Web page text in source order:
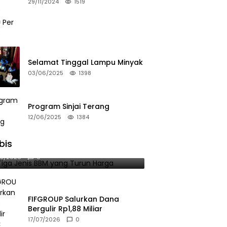
Selamat Tinggal Lampu Minyak
03/06/2025 1398
Program Sinjai Terang
12/06/2025 1384
Jenis BBM yang Turun Harga
2026 0
FIFGROUP Salurkan Dana
Bergulir Rp1,88 Miliar
17/07/2026 0